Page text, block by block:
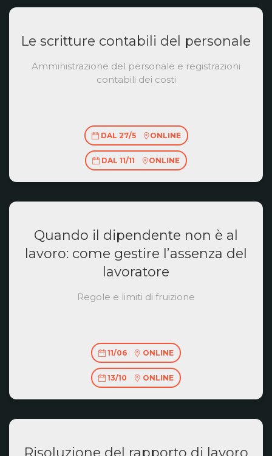
Le scritture contabili del personale
Amministrazione del personale e registrazioni
contabili dei costi
DAL 27/5 ONLINE
DAL 11/11 ONLINE
Quando il dipendente non è al
lavoro: come gestire l’assenza del
lavoratore
Regole e limiti di fruizione
11/06 ONLINE
13/10 ONLINE
Risoluzione del rapporto di lavoro